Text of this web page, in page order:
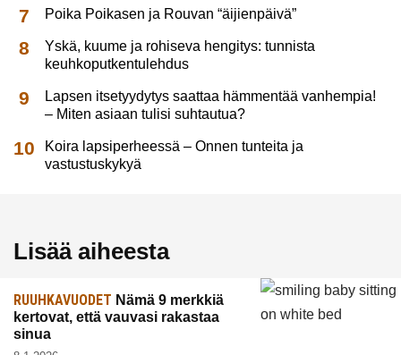
Poika Poikasen ja Rouvan “äijienpäivä”
Yskä, kuume ja rohiseva hengitys: tunnista
keuhkoputkentulehdus
Lapsen itsetyydytys saattaa hämmentää vanhempia!
– Miten asiaan tulisi suhtautua?
Koira lapsiperheessä – Onnen tunteita ja
vastustuskykyä
Lisää aiheesta
RUUHKAVUODET Nämä 9 merkkiä
kertovat, että vauvasi rakastaa
sinua